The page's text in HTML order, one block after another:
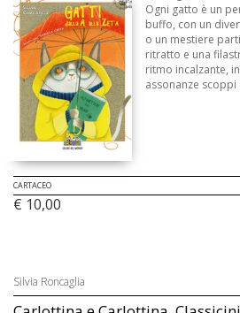
Ogni gatto è un
buffo, con un
o un mestiere
ritratto e una
ritmo incalzante,
assonanze scoppi
CARTACEO
€ 10,00
Silvia Roncaglia